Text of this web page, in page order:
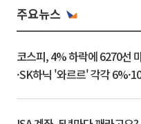
주요뉴스
코스피, 4% 하락에 6270선
·SK하닉 '와르르' 각각